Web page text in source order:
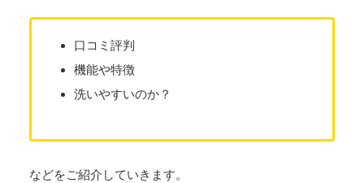
口コミ評判
機能や特徴
洗いやすいのか？
などをご紹介していきます。